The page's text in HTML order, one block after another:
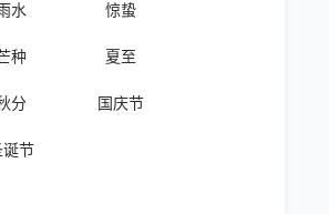
水 惊蛰
种 夏至
分 国庆节
诞节